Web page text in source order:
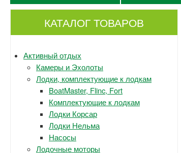
КАТАЛОГ ТОВАРОВ
Активный отдых
Камеры и Эхолоты
Лодки, комплектующие к лодкам
BoatMaster, Flinc, Fort
Комплектующие к лодкам
Лодки Корсар
Лодки Нельма
Насосы
Лодочные моторы